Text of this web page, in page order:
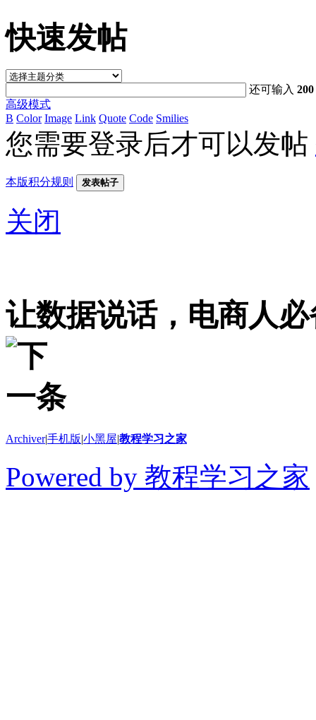
快速发帖
还可输入200
高级模式
B Color Image Link Quote Code Smilies
您需要登录后才可以发帖
本版积分规则 发表帖子
关闭
让数据说话，电商人
Archiver|手机版|小黑屋|教程学习之家
Powered by 教程学习之家